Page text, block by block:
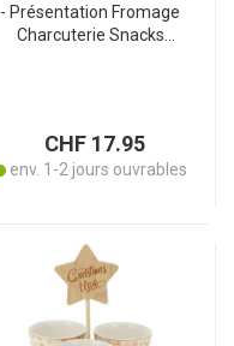
- Présentation Fromage
Charcuterie Snacks
CHF 17.95
env. 1-2 jours ouvrables